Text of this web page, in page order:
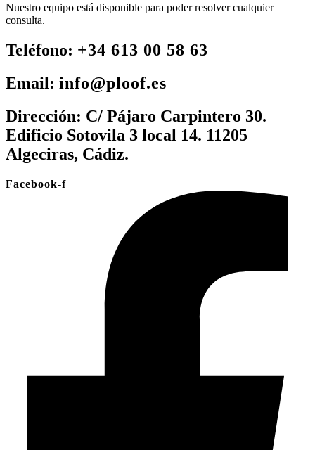
Nuestro equipo está disponible para poder resolver cualquier
consulta.
Teléfono: +34 613 00 58 63
Email: info@ploof.es
Dirección: C/ Pájaro Carpintero 30.
Edificio Sotovila 3 local 14. 11205
Algeciras, Cádiz.
Facebook-f